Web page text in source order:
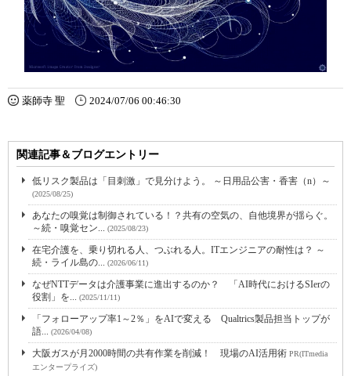
薬師寺 聖 2024/07/06 00:46:30
関連記事＆ブログエントリー
低リスク製品は「目刺激」で見分けよう。 ～日用品公害・香害（n）～
(2025/08/25)
あなたの嗅覚は制御されている！？共有の空気の、自他境界が揺らぐ。
～続・嗅覚セン... (2025/08/23)
在宅介護を、乗り切れる人、つぶれる人。ITエンジニアの耐性は？ ～
続・ライル島の... (2026/06/11)
なぜNTTデータは介護事業に進出するのか？ 「AI時代におけるSIerの
役割」を... (2025/11/11)
「フォローアップ率1～2％」をAIで変える Qualtrics製品担当トップが
語... (2026/04/08)
大阪ガスが月2000時間の共有作業を削減！ 現場のAI活用術 PR(ITmedia
エンタープライズ)